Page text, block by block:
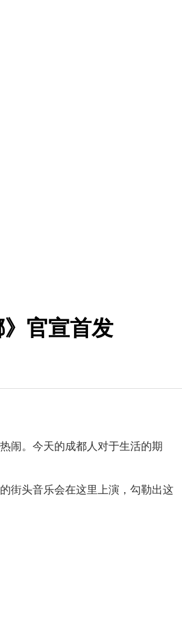
官宣首发
闹。今天的成都人对于生活的期
街头音乐会在这里上演，勾勒出这